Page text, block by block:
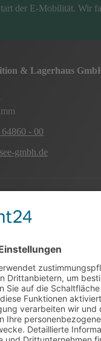
der E-Mobilität. Wir
& Lagerhaus
- 00
gmbh.de
Rhein-Main